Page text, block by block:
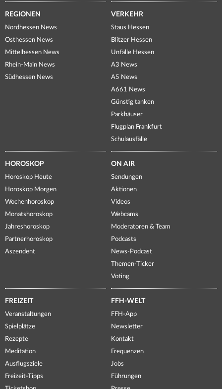
REGIONEN
Nordhessen News
Osthessen News
Mittelhessen News
Rhein-Main News
Südhessen News
VERKEHR
Staus Hessen
Blitzer Hessen
Unfälle Hessen
A3 News
A5 News
A661 News
Günstig tanken
Parkhäuser
Flugplan Frankfurt
Schulausfälle
HOROSKOP
Horoskop Heute
Horoskop Morgen
Wochenhoroskop
Monatshoroskop
Jahreshoroskop
Partnerhoroskop
Aszendent
ON AIR
Sendungen
Aktionen
Videos
Webcams
Moderatoren & Team
Podcasts
News-Podcast
Themen-Ticker
Voting
FREIZEIT
Veranstaltungen
Spielplätze
Rezepte
Meditation
Ausflugsziele
Freizeit-Tipps
FFH-WELT
FFH-App
Newsletter
Kontakt
Frequenzen
Jobs
Führungen